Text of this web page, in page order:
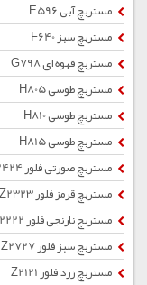
مستربچ آبی E596
مستربچ سبز F640
مستربچ قهوه ای G798
مستربچ طوسی H805
مستربچ طوسی H810
مستربچ طوسی H815
مستربچ صورتی فلور Z2424
مستربچ قرمز فلور Z2323
مستربچ نارنجی فلور Z2222
مستربچ سبز فلور Z2727
مستربچ زرد فلور Z2121